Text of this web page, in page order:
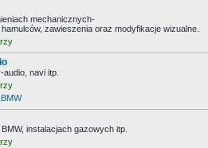
mechanicznych-
zawieszenia oraz modyfikacje wizualne.
audio, navi itp.
instalacjach gazowych itp.